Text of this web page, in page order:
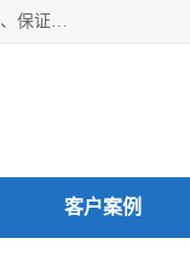
洛阳迎疆电子技术有限公司从事：洛阳山特UPS电源维修等服务。洛阳迎疆电子技术有限公司实力雄厚，重信用、守合同、保证产品质量，以多品种经营特色和薄利多销的原则，赢得了广大客户的信任。公司的宗旨——用服务求发展，用质量求生存！
客户案例